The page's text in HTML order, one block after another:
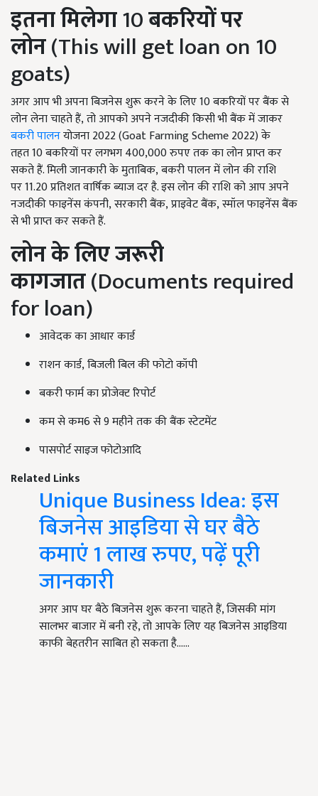
इतनमिलेगा10बकरियों पर
लोन(This will get loan on 10
goats)
अगर आप भी अपना बिजनेस शुरू करने के लिए 10 बकरियों पर बैंक से
लोन लेना चाहते हैं, तो आपको अपने नजदीकी किसी भी बैंक में जाकर
बकरी पालनयोजना 2022 (Goat Farming Scheme 2022) के
तहत 10 बकरियों पर लगभग 400,000 रुपए तक का लोन प्राप्त कर
सकते हैं. मिली जानकारी के मुताबिक, बकरी पालन में लोन की राशि
पर 11.20 प्रतिशत वार्षिक ब्याज दर है. इस लोन की राशि को आप अपने
नजदीकी फाइनेंस कंपनी, सरकारी बैंक, प्राइवेट बैंक, स्मॉल फाइनेंस बैंक
से भी प्राप्त कर सकते हैं.
लोन के लिए जरूरी
कागजात(Documents required
for loan)
आवेदक का आधार कार्ड
राशन कार्ड, बिजली बिल की फोटो कॉपी
बकरी फार्म का प्रोजेक्ट रिपोर्ट
कम से कम6 से 9 महीने तक की बैंक स्टेटमेंट
पासपोर्ट साइज फोटोआदि
Related Links
Unique Business Idea: इस
बिजनेस आइडिया से घर बैठे
कमाएं 1 लाख रुपए, पढ़ें पूरी
जानकारी
अगर आप घर बैठे बिजनेस शुरू करना चाहते हैं, जिसकी मांग
सालभर बाजार में बनी रहे, तो आपके लिए यह बिजनेस आइडिया
काफी बेहतरीन साबित हो सकता है...…